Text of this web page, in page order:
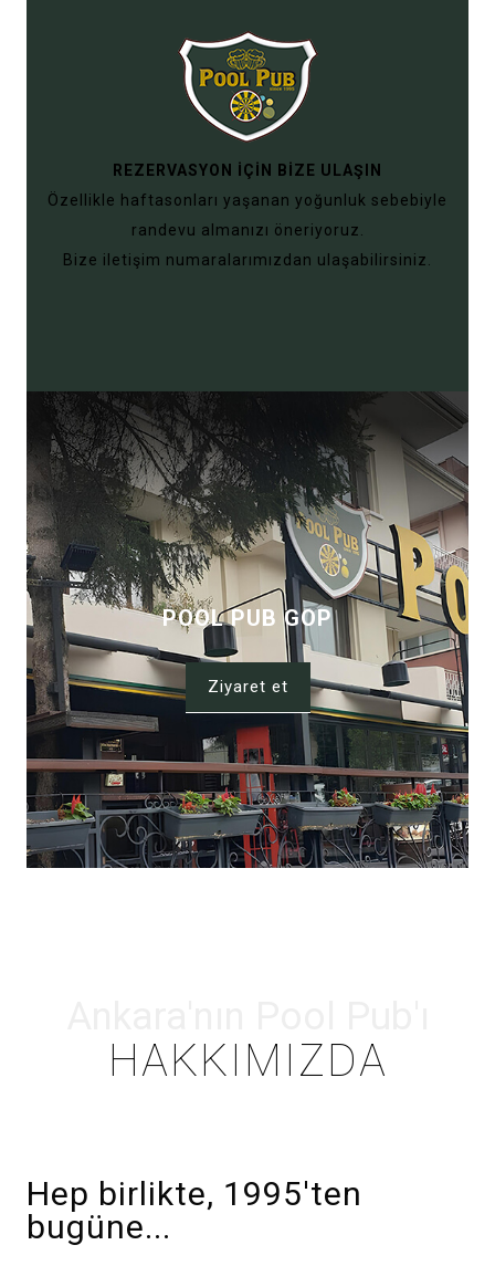
REZERVASYON İÇİN BİZE ULAŞIN
Özellikle haftasonları yaşanan yoğunluk sebebiyle
randevu almanızı öneriyoruz.
Bize iletişim numaralarımızdan ulaşabilirsiniz.
POOL PUB GOP
Ziyaret et
HAKKIMIZDA
Hep birlikte, 1995'ten
bugüne...